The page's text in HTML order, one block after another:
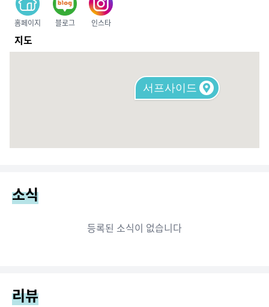
홈페이지 블로그 인스타
지도
서프사이드
리뷰
소식
등록된 소식이 없습니다